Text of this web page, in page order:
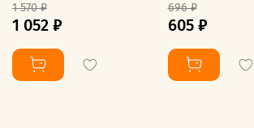
1 570 ₽
1 052 ₽
696 ₽
605 ₽